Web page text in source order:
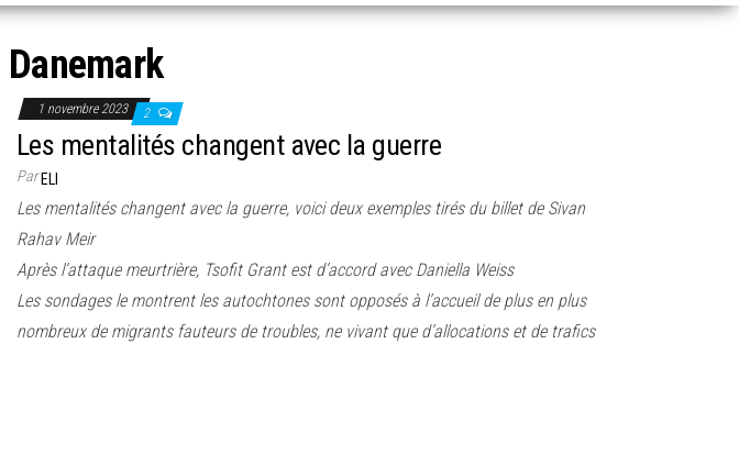
Danemark
1 novembre 2023 2
Les mentalités changent avec la guerre
ParELI
Les mentalités changent avec la guerre, voici deux exemples tirés du billet de Sivan
Rahav Meir
Après l’attaque meurtrière, Tsofit Grant est d’accord avec Daniella Weiss
Les sondages le montrent les autochtones sont opposés à l’accueil de plus en plus
nombreux de migrants fauteurs de troubles, ne vivant que d’allocations et de trafics